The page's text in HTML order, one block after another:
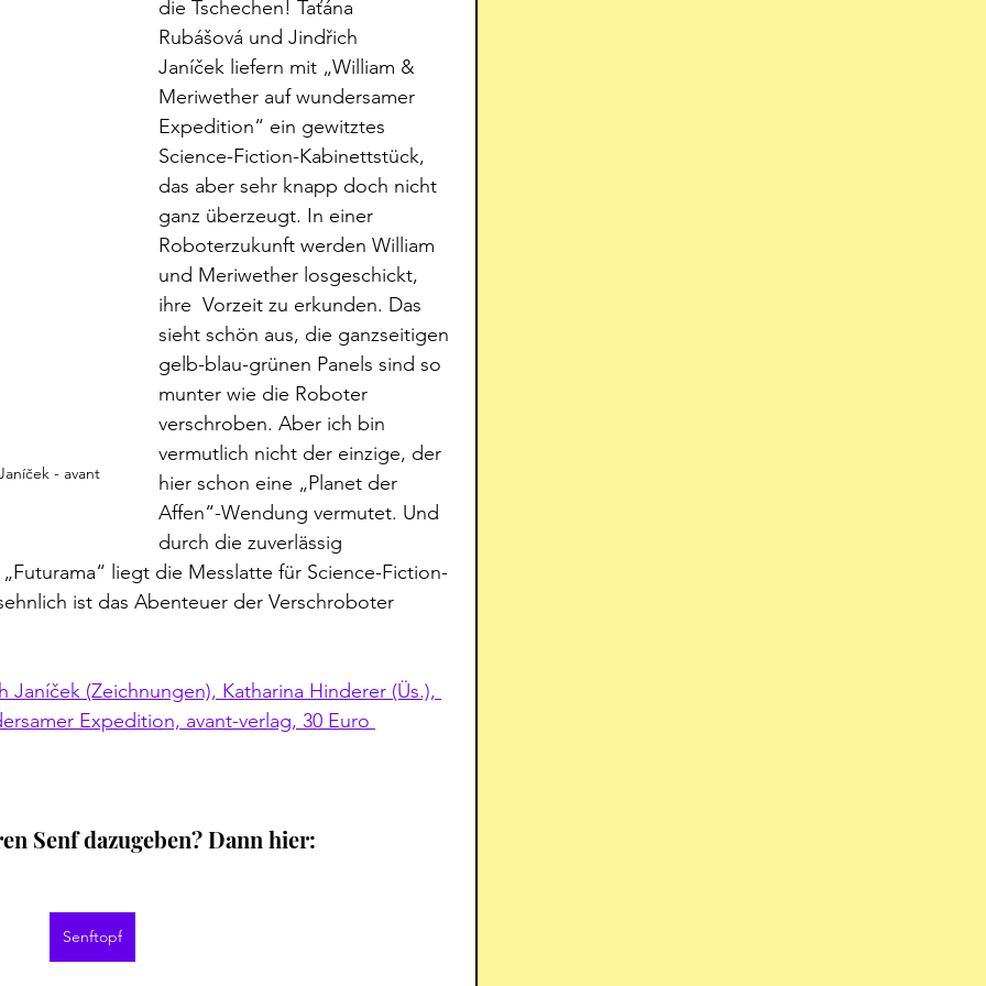
- avant
die Tschechen! Taťána
Rubášová und Jindřich
Janíček liefern mit „William &
Meriwether auf wundersamer
Expedition“ ein gewitztes
Science-Fiction-Kabinettstück,
das aber sehr knapp doch nicht
ganz überzeugt. In einer
Roboterzukunft werden William
und Meriwether losgeschickt,
ihre  Vorzeit zu erkunden. Das
sieht schön aus, die ganzseitigen
gelb-blau-grünen Panels sind so
munter wie die Roboter
verschroben. Aber ich bin
vermutlich nicht der einzige, der
hier schon eine „Planet der
Affen“-Wendung vermutet. Und
durch die zuverlässig
liegt die Messlatte für Science-Fiction-
ist das Abenteuer der Verschroboter
Janíček (Zeichnungen), Katharina Hinderer (Üs.),
Expedition, avant-verlag, 30 Euro
Senf dazugeben? Dann hier:
Senftopf